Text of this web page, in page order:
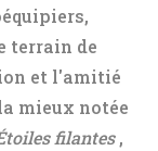
terrain de
et l'amitié
mieux notée
filantes,